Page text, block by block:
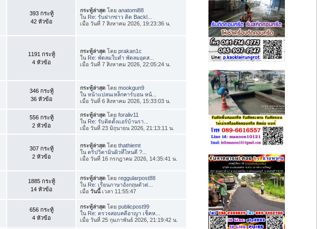
393 กระทู้
42 หัวข้อ
กระทู้ล่าสุด โดยanatomi88
ใน Re: รับฝากข่าว ติด Backl...
เมื่อ วันที่ 7 สิงหาคม 2026, 19:23:36 น.
1191 กระทู้
4 หัวข้อ
กระทู้ล่าสุด โดยprakan1c
ใน Re: พัดลมใบดำ พัดลมอุตส...
เมื่อ วันที่ 7 สิงหาคม 2026, 22:05:24 น.
346 กระทู้
36 หัวข้อ
กระทู้ล่าสุด โดยmookgun9
ในหน้าแปลนเหล็กคาร์บอน หน้...
เมื่อ วันที่ 6 สิงหาคม 2026, 15:33:03 น.
556 กระทู้
2 หัวข้อ
กระทู้ล่าสุด โดยforaliv11
ใน Re: รับติดตั้งแอร์บ้านรา...
เมื่อ วันที่ 23 มิถุนายน 2026, 21:13:11 น.
307 กระทู้
2 หัวข้อ
กระทู้ล่าสุด โดยthathiemt
ในดริปวิตามินผิวที่ไหนดี ?...
เมื่อ วันที่ 16 กรกฎาคม 2026, 14:35:41 น.
1885 กระทู้
14 หัวข้อ
กระทู้ล่าสุด โดยreggularpost88
ใน Re: เรียนภาษาอังกฤษตัวต่...
เมื่อวันนี้เวลา 11:55:47
656 กระทู้
4 หัวข้อ
กระทู้ล่าสุด โดยpublicpost99
ใน Re: ตรวจสอบคดีอาญา เช็คห...
เมื่อ วันที่ 25 กุมภาพันธ์ 2026, 21:19:42 น.